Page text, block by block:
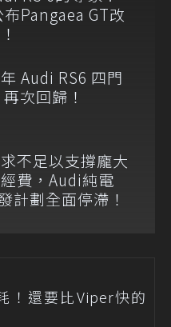
Pangaea GT改
Audi RS6 四門
次回歸！
不足以支撐龐大
費，Audi純電
計劃全面停滯！
！還要比Viper快的